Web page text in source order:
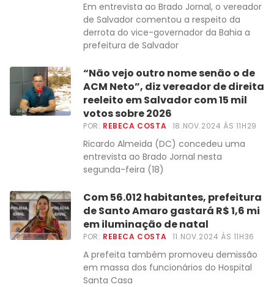
Em entrevista ao Brado Jornal, o vereador
de Salvador comentou a respeito da
derrota do vice-governador da Bahia a
prefeitura de Salvador
“Não vejo outro nome senão o de
ACM Neto”, diz vereador de direita
reeleito em Salvador com 15 mil
votos sobre 2026
POR: REBECA COSTA 18.NOV.2024 ÀS 11H29
Ricardo Almeida (DC) concedeu uma
entrevista ao Brado Jornal nesta
segunda-feira (18)
Com 56.012 habitantes, prefeitura
de Santo Amaro gastará R$ 1,6 mi
em iluminação de natal
POR: REBECA COSTA 11.NOV.2024 ÀS 11H36
A prefeita também promoveu demissão
em massa dos funcionários do Hospital
Santa Casa